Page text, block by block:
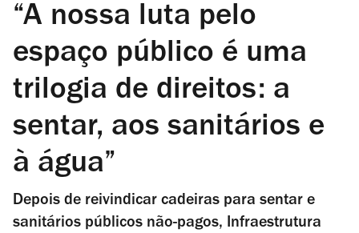
“A nossa luta pelo
espaço público é uma
trilogia de direitos: a
sentar, aos sanitários e
à água”
Depois de reivindicar cadeiras para sentar e
sanitários públicos não-pagos, Infraestrutura